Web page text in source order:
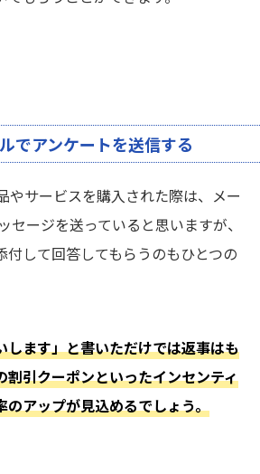
でアンケートを送信する
やサービスを購入された際は、メー
セージを送っていると思いますが、
付して回答してもらうのもひとつの
します」と書いただけでは返事はも
割引クーポンといったインセンティ
のアップが見込めるでしょう。